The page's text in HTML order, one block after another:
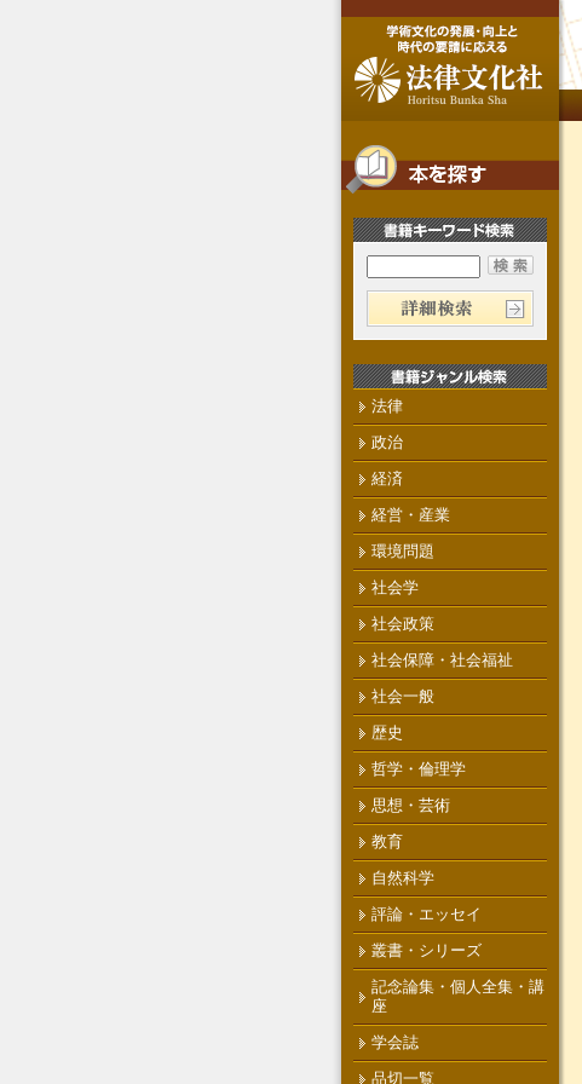
法律
政治
経済
経営・産業
環境問題
社会学
社会政策
社会保障・社会福祉
社会一般
歴史
哲学・倫理学
思想・芸術
教育
自然科学
評論・エッセイ
叢書・シリーズ
記念論集・個人全集・講
座
学会誌
品切一覧